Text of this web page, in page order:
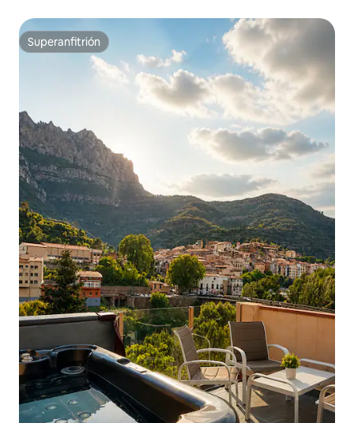
Superanfitrión
Superanfitrión